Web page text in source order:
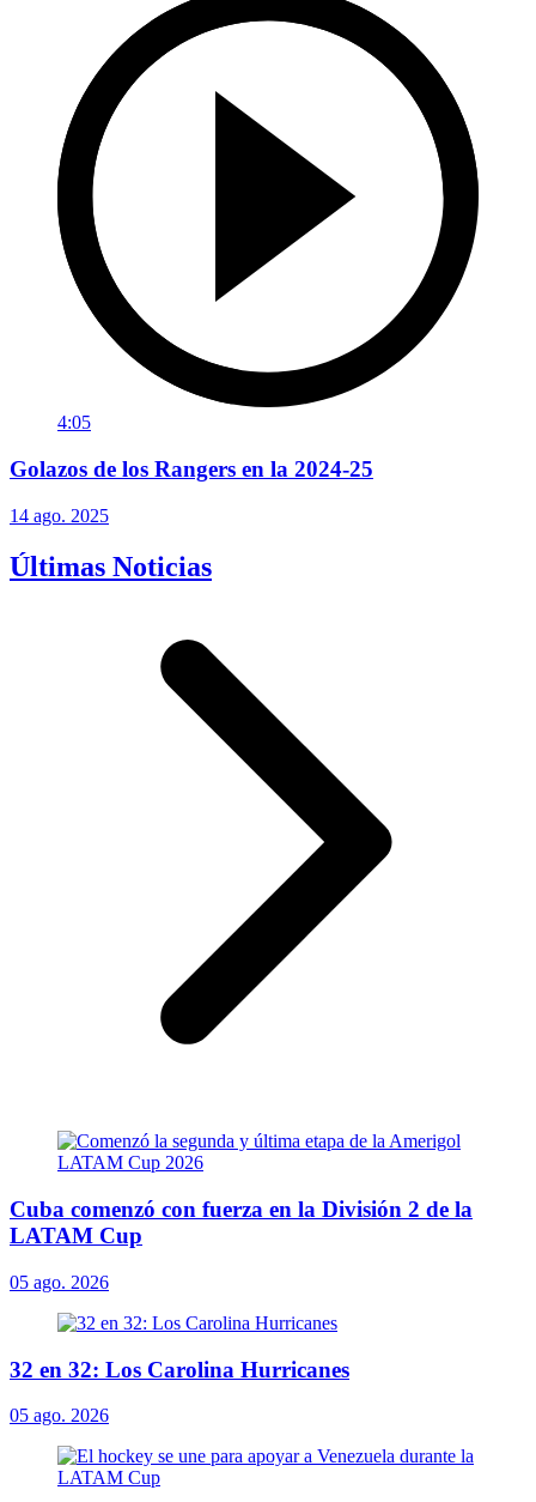
4:05
Golazos de los Rangers en la 2024-25
14 ago. 2025
Últimas Noticias
Cuba comenzó con fuerza en la División 2 de la
LATAM Cup
05 ago. 2026
32 en 32: Los Carolina Hurricanes
05 ago. 2026